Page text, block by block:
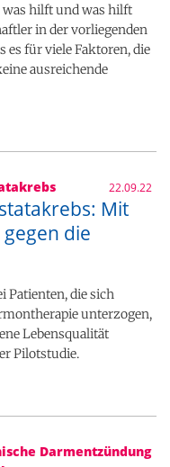
hilft und was hilft
in der vorliegenden
es für viele Faktoren, die
ausreichende
22.09.22
Mit
die
Patienten, die sich
unterzogen,
Lebensqualität
Pilotstudie.
Darmentzündung